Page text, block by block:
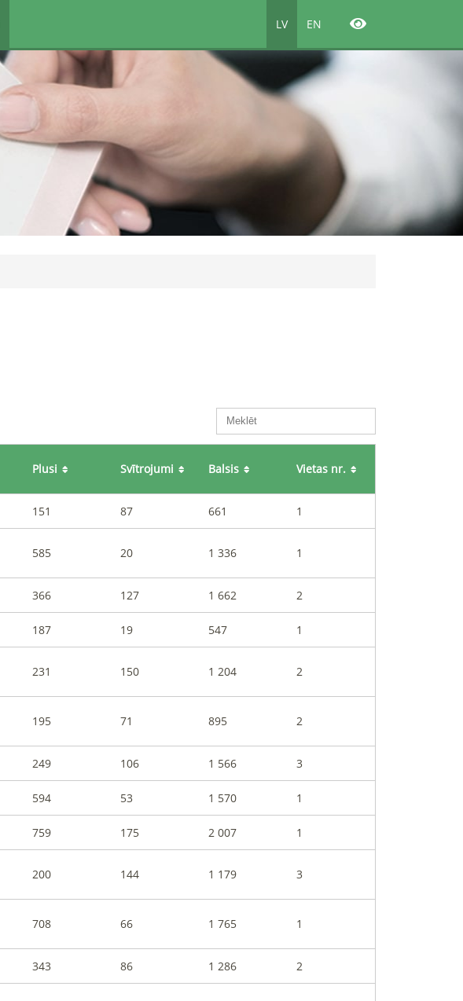
LV EN
Plusi Svītrojumi Balsis Vietas nr.
151 87 661 1
585 20 1 336 1
366 127 1 662 2
187 19 547 1
231 150 1 204 2
195 71 895 2
249 106 1 566 3
594 53 1 570 1
759 175 2 007 1
200 144 1 179 3
708 66 1 765 1
343 86 1 286 2